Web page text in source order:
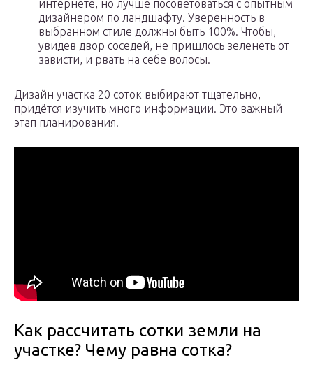
интернете, но лучше посоветоваться с опытным
дизайнером по ландшафту. Уверенность в
выбранном стиле должны быть 100%. Чтобы,
увидев двор соседей, не пришлось зеленеть от
зависти, и рвать на себе волосы.
Дизайн участка 20 соток выбирают тщательно,
придётся изучить много информации. Это важный
этап планирования.
Как рассчитать сотки земли на
участке? Чему равна сотка?